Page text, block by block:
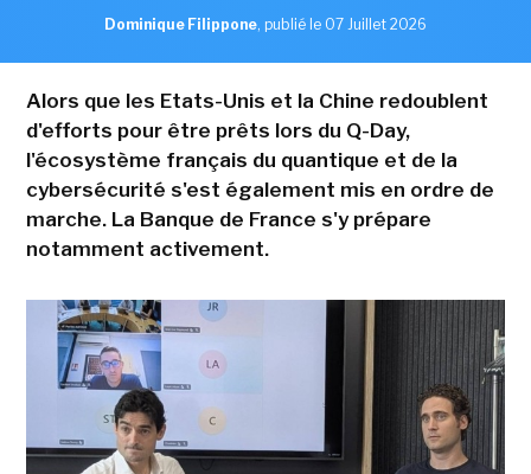
Dominique Filippone, publié le 07 Juillet 2026
Alors que les Etats-Unis et la Chine redoublent
d'efforts pour être prêts lors du Q-Day,
l'écosystème français du quantique et de la
cybersécurité s'est également mis en ordre de
marche. La Banque de France s'y prépare
notamment activement.